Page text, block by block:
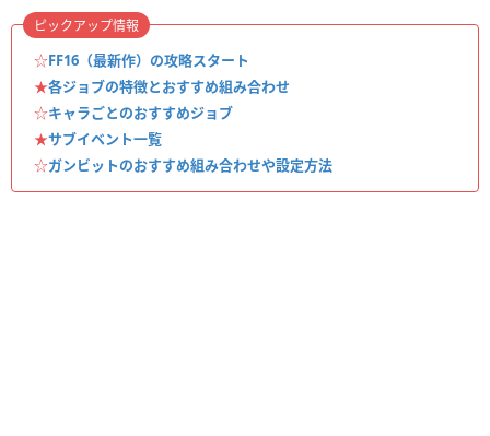
☆FF16（最新作）の攻略スタート
★各ジョブの特徴とおすすめ組み合わせ
☆キャラごとのおすすめジョブ
★サブイベント一覧
☆ガンビットのおすすめ組み合わせや設定方法
ピックアップ情報